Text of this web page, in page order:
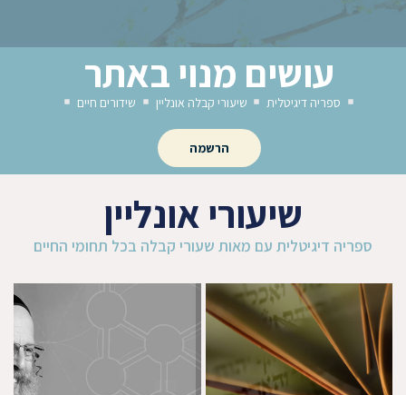
עושים מנוי באתר
ספריה דיגיטלית שיעורי קבלה אונליין שידורים חיים
הרשמה
שיעורי אונליין
ספריה דיגיטלית עם מאות שעורי קבלה בכל תחומי החיים